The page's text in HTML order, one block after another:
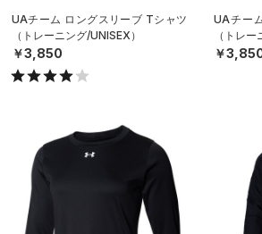
UAチーム ロングスリーブ Tシャツ
（トレーニング/UNISEX）
￥3,850
UAチー
（トレ
￥